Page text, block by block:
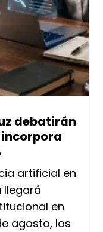
debatirán
incorpora
artificial en
llegará
en
agosto, los